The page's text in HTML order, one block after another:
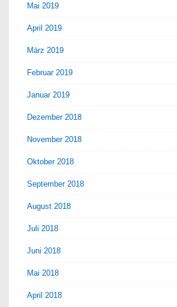
Mai 2019
April 2019
März 2019
Februar 2019
Januar 2019
Dezember 2018
November 2018
Oktober 2018
September 2018
August 2018
Juli 2018
Juni 2018
Mai 2018
April 2018